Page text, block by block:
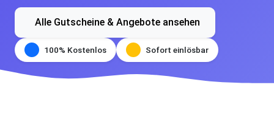
Alle Gutscheine & Angebote ansehen
100% Kostenlos Sofort einlösbar